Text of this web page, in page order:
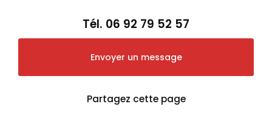
Tél. 06 92 79 52 57
Envoyer un message
Partagez cette page